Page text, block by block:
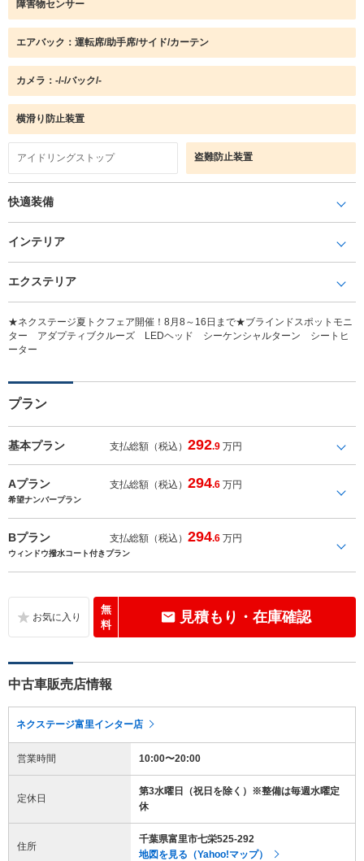
障害物センサー
エアバック：運転席/助手席/サイド/カーテン
カメラ：-/-/バック/-
横滑り防止装置
アイドリングストップ 盗難防止装置
快適装備
インテリア
エクステリア
★ネクステージ夏トクフェア開催！8月8～16日まで★ブラインドスポットモニ
ター アダプティブクルーズ LEDヘッド シーケンシャルターン シートヒ
ーター
プラン
基本プラン 支払総額（税込）292.9 万円
Aプラン 支払総額（税込）294.6 万円
希望ナンバープラン
Bプラン 支払総額（税込）294.6 万円
ウィンドウ撥水コート付きプラン
無
料
見積もり・在庫確認
中古車販売店情報
ネクステージ富里インター店
営業時間 10:00〜20:00
定休日
第3水曜日（祝日を除く）※整備は毎週水曜定
休
住所
千葉県富里市七栄525-292
地図を見る（Yahoo!マップ）